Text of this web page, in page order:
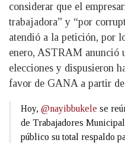
considerar que el
trabajadora” y “por
atendió a la petición, por
enero, ASTRAM anunció
elecciones y dispusieron
favor de GANA a partir
Hoy, @nayibbukele se
de Trabajadores
público su total respaldo